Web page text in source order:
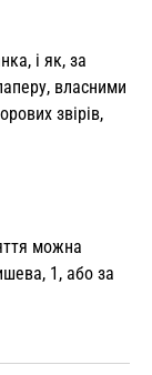
і як, за
власними
звірів,
можна
1, або за